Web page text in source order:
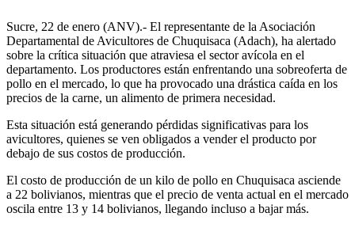
Sucre, 22 de enero (ANV).- El representante de la Asociación
Departamental de Avicultores de Chuquisaca (Adach), ha alertado
sobre la crítica situación que atraviesa el sector avícola en el
departamento. Los productores están enfrentando una sobreoferta de
pollo en el mercado, lo que ha provocado una drástica caída en los
precios de la carne, un alimento de primera necesidad.
Esta situación está generando pérdidas significativas para los
avicultores, quienes se ven obligados a vender el producto por
debajo de sus costos de producción.
El costo de producción de un kilo de pollo en Chuquisaca asciende
a 22 bolivianos, mientras que el precio de venta actual en el mercado
oscila entre 13 y 14 bolivianos, llegando incluso a bajar más.